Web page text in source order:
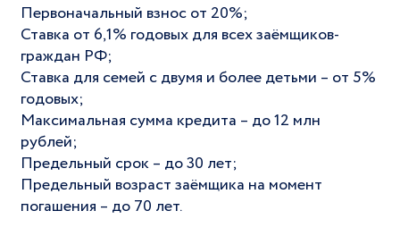
Первоначальный взнос от 20%;
Ставка от 6,1% годовых для всех заёмщиков-
граждан РФ;
Ставка для семей с двумя и более детьми – от 5%
годовых;
Максимальная сумма кредита – до 12 млн
рублей;
Предельный срок – до 30 лет;
Предельный возраст заёмщика на момент
погашения – до 70 лет.